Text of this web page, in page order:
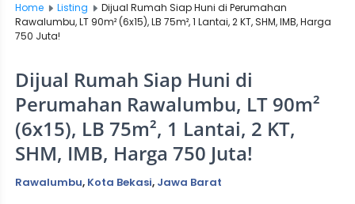
Home Listing
Dijual Rumah Siap Huni di Perumahan
Rawalumbu, LT 90m² (6x15), LB 75m², 1 Lantai, 2 KT, SHM, IMB, Harga
750 Juta!
Dijual Rumah Siap Huni di
Perumahan Rawalumbu, LT 90m²
(6x15), LB 75m², 1 Lantai, 2 KT,
SHM, IMB, Harga 750 Juta!
Rawalumbu, Kota Bekasi, Jawa Barat